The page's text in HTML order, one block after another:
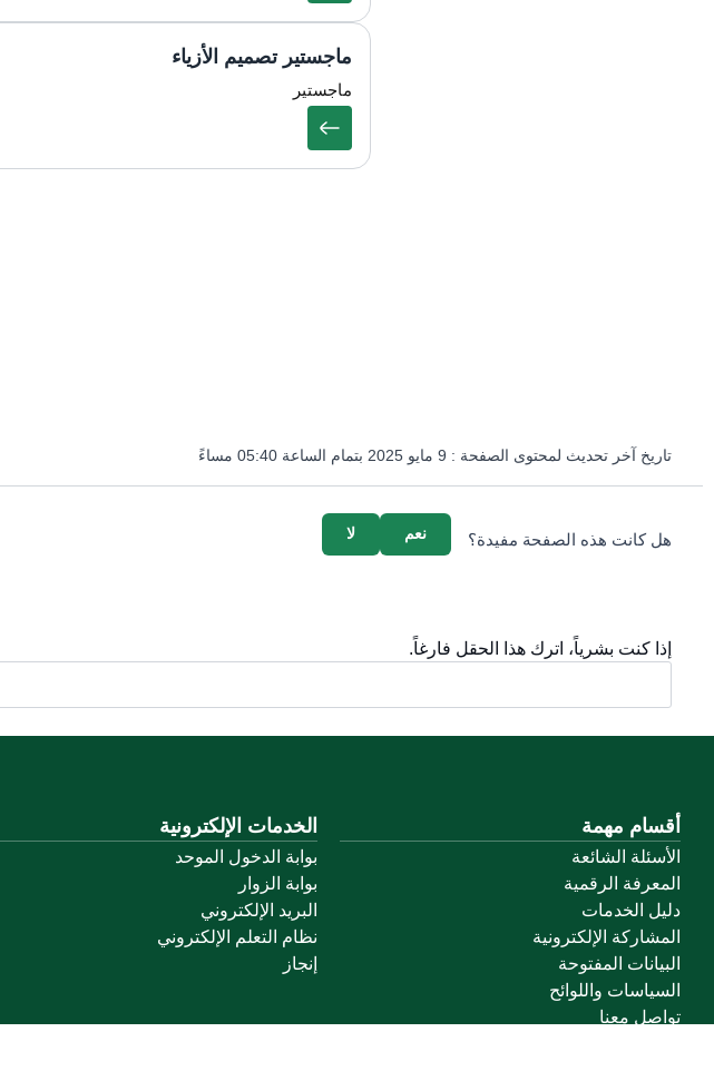
ماجستير تصميم الأزياء
ماجستير
تاريخ آخر تحديث لمحتوى الصفحة : 9 مايو 2025 بتمام الساعة 05:40 مساءً
هل كانت هذه الصفحة مفيدة؟ لا نعم
إذا كنت بشرياً، اترك هذا الحقل فارغاً.
أقسام مهمة
الأسئلة الشائعة
المعرفة الرقمية
دليل الخدمات
المشاركة الإلكترونية
البيانات المفتوحة
السياسات واللوائح
تواصل معنا
الخدمات الإلكترونية
بوابة الدخول الموحد
بوابة الزوار
البريد الإلكتروني
نظام التعلم الإلكتروني
إنجاز